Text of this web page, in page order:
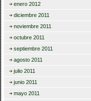
enero 2012
diciembre 2011
noviembre 2011
octubre 2011
septiembre 2011
agosto 2011
julio 2011
junio 2011
mayo 2011